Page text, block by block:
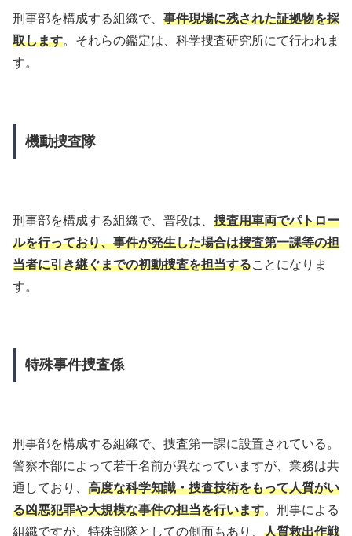
刑事部を構成する組織で、 事件現場に残された証拠物を採
取します。それらの鑑定は、科学捜査研究所にて行われま
す。
機動捜査隊
刑事部を構成する組織で、普段は、 捜査用車両でパトロー
ルを行っており、事件が発生した場合は捜査第一課等の担
当者に引き継ぐまでの初動捜査を担当することになりま
す。
特殊事件捜査係
刑事部を構成する組織で、捜査第一課に設置されている。
警察本部によって若干名前が異なっていますが、業務は共
通しており、 高度な科学知識・捜査技術をもって人質がい
る凶悪犯罪や大規模な事件の担当を行います。刑事による
組織ですが、特殊部隊としての側面もあり、 人質救出作戦